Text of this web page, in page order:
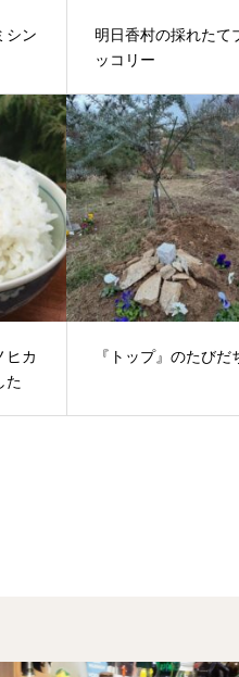
シン
明日香村の採れたて
ッコリー
ヒカ
た
『トップ』のたびだ